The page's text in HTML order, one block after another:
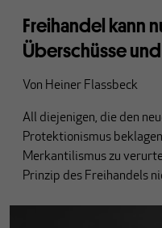
Freihandel kann
Überschüsse
Von Heiner Flassbeck
All diejenigen, die den
Protektionismus
Merkantilismus zu
Prinzip des Freihandels